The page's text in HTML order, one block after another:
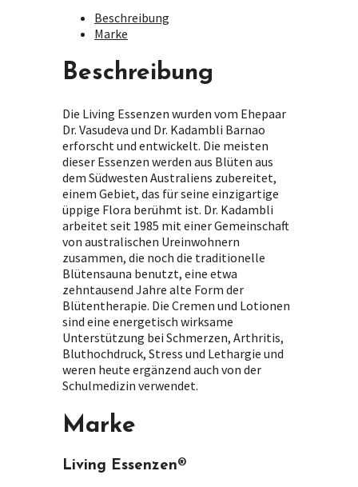
Beschreibung
Marke
Beschreibung
Die Living Essenzen wurden vom Ehepaar
Dr. Vasudeva und Dr. Kadambli Barnao
erforscht und entwickelt. Die meisten
dieser Essenzen werden aus Blüten aus
dem Südwesten Australiens zubereitet,
einem Gebiet, das für seine einzigartige
üppige Flora berühmt ist. Dr. Kadambli
arbeitet seit 1985 mit einer Gemeinschaft
von australischen Ureinwohnern
zusammen, die noch die traditionelle
Blütensauna benutzt, eine etwa
zehntausend Jahre alte Form der
Blütentherapie. Die Cremen und Lotionen
sind eine energetisch wirksame
Unterstützung bei Schmerzen, Arthritis,
Bluthochdruck, Stress und Lethargie und
weren heute ergänzend auch von der
Schulmedizin verwendet.
Marke
Living Essenzen®